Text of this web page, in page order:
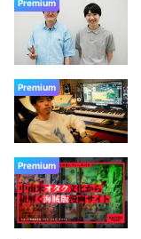
Premium
Premium
Premium